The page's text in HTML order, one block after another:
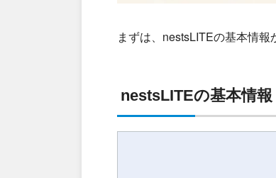
まずは、nestsLITEの基本情報
nestsLITEの基本情報